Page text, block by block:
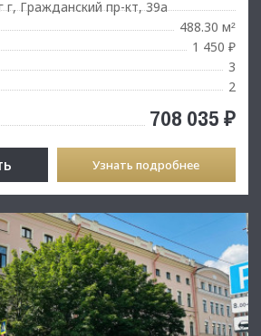
Гражданский пр-кт, 39а
488.30 м²
1 450 ₽
3
2
708 035 ₽
Узнать подробнее